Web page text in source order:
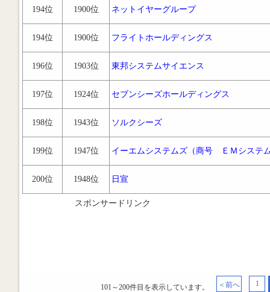
194位 1900位 ネットイヤーグループ
194位 1900位 フライトホールディングス
196位 1903位 東邦システムサイエンス
197位 1924位 セブンシーズホールディングス
198位 1943位 ソルクシーズ
199位 1947位 イーエムシステムズ（商号 ＥＭシステ
200位 1948位 日宣
スポンサードリンク
101～200件目を表示しています。 ＜前へ 1